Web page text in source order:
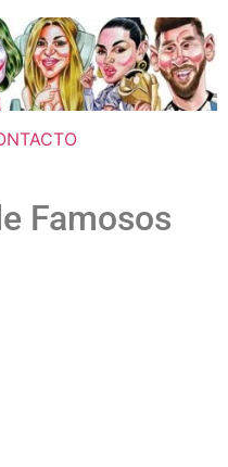
Famosos